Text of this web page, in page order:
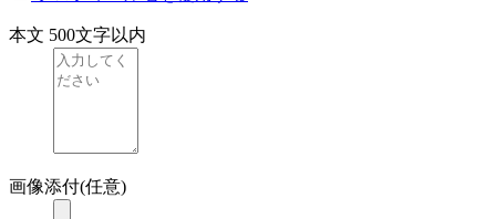
本文 500文字以内
画像添付(任意)